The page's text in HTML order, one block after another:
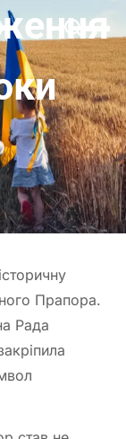
Прапора.
Рада